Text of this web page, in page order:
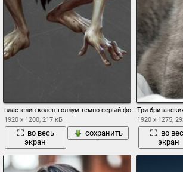
властелин колец голлум темно-серый фон улыбка
1920 x 1200, 217 кБ
во весь
экран
сохранить
Три
1920 x 1275,
во
экран